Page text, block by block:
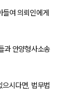
들여 의뢰인에게
과 안양형사소송
으시다면, 법무법